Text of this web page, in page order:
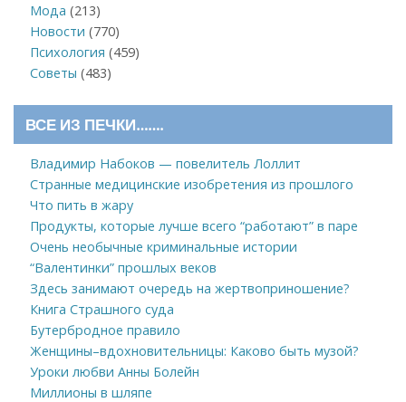
Мода (213)
Новости (770)
Психология (459)
Советы (483)
ВСЕ ИЗ ПЕЧКИ…….
Владимир Набоков — повелитель Лоллит
Странные медицинские изобретения из прошлого
Что пить в жару
Продукты, которые лучше всего “работают” в паре
Очень необычные криминальные истории
“Валентинки” прошлых веков
Здесь занимают очередь на жертвоприношение?
Книга Страшного суда
Бутербродное правило
Женщины–вдохновительницы: Каково быть музой?
Уроки любви Анны Болейн
Миллионы в шляпе